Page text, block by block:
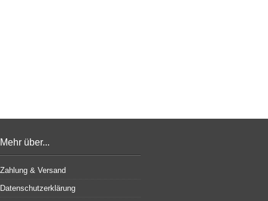
Mehr über...
Zahlung & Versand
Datenschutzerklärung